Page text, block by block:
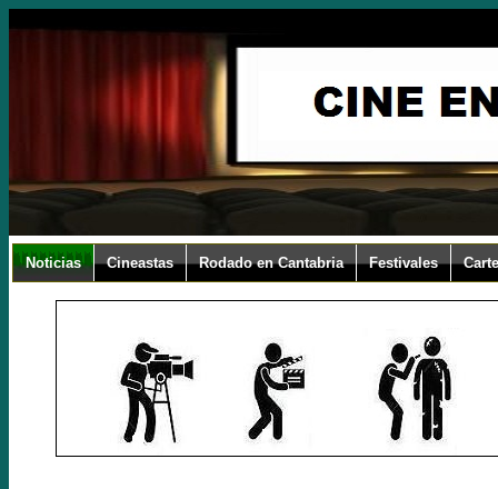
Noticias Cineastas Rodado en Cantabria Festivales